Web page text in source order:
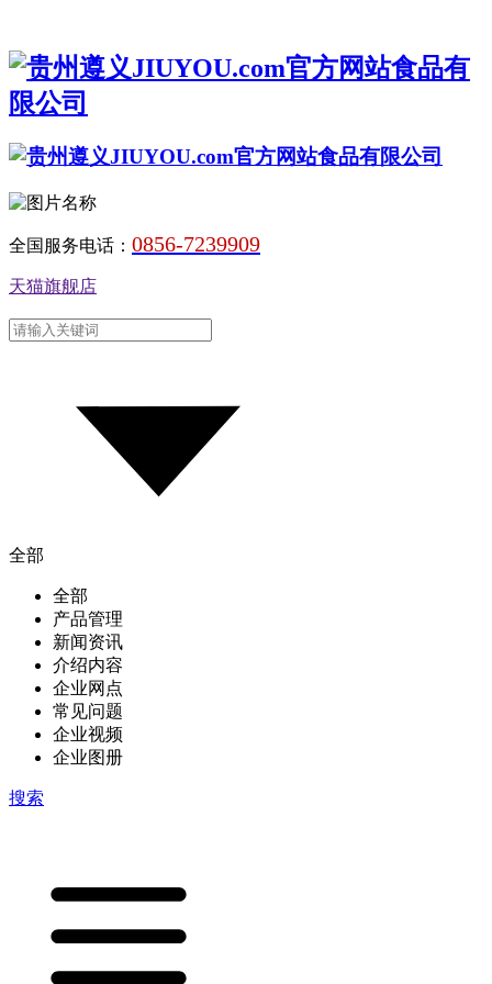
全国服务电话： 0856-7239909
天猫旗舰店
全部
全部
产品管理
新闻资讯
介绍内容
企业网点
常见问题
企业视频
企业图册
搜索